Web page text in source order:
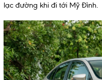
lạc đường khi đi tới Mỹ Đình.